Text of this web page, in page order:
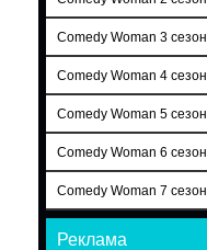
Comedy Woman 3 сезон
Comedy Woman 4 сезон
Comedy Woman 5 сезон
Comedy Woman 6 сезон
Comedy Woman 7 сезон
Реклама